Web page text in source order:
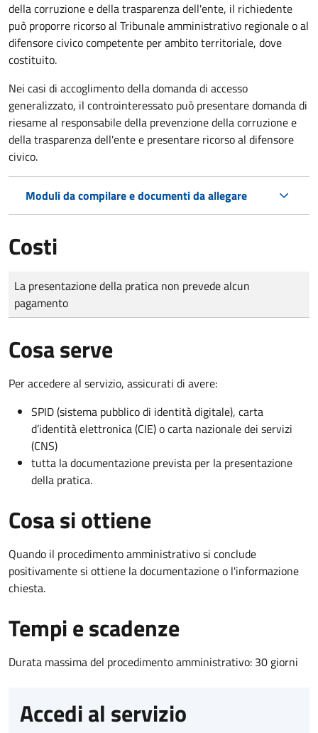
della corruzione e della trasparenza dell'ente, il richiedente
può proporre ricorso al Tribunale amministrativo regionale o al
difensore civico competente per ambito territoriale, dove
costituito.
Nei casi di accoglimento della domanda di accesso
generalizzato, il controinteressato può presentare domanda di
riesame al responsabile della prevenzione della corruzione e
della trasparenza dell'ente e presentare ricorso al difensore
civico.
Moduli da compilare e documenti da allegare
Costi
Tipo di pagamento
Importo
La presentazione della pratica non prevede alcun
pagamento
Cosa serve
Per accedere al servizio, assicurati di avere:
SPID (sistema pubblico di identità digitale), carta
d’identità elettronica (CIE) o carta nazionale dei servizi
(CNS)
tutta la documentazione prevista per la presentazione
della pratica.
Cosa si ottiene
Quando il procedimento amministrativo si conclude
positivamente si ottiene la documentazione o l'informazione
chiesta.
Tempi e scadenze
Durata massima del procedimento amministrativo: 30 giorni
Accedi al servizio